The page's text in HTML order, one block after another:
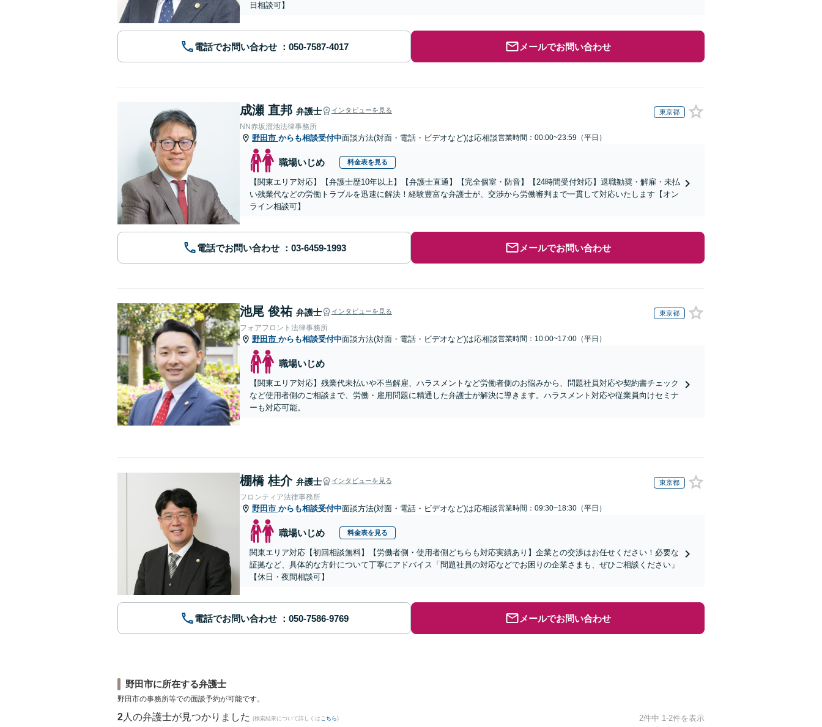
日相談可】
電話でお問い合わせ メールでお問い合わせ
成瀬 直邦 弁護士 インタビューを見る 東京都
NN赤坂溜池法律事務所
野田市 からも相談受付中面談方法(対面・電話・ビデオなど)は応相談営業時間：00:00~23:59（平日）
職場いじめ 料金表を見る
【関東エリア対応】【弁護士歴10年以上】【弁護士直通】【完全個室・防音】【24時間受付対応】退職勧奨・解雇・未払
い残業代などの労働トラブルを迅速に解決！経験豊富な弁護士が、交渉から労働審判まで一貫して対応いたします【オン
ライン相談可】
電話でお問い合わせ メールでお問い合わせ
池尾 俊祐 弁護士 インタビューを見る 東京都
フォアフロント法律事務所
野田市 からも相談受付中面談方法(対面・電話・ビデオなど)は応相談営業時間：10:00~17:00（平日）
職場いじめ
【関東エリア対応】残業代未払いや不当解雇、ハラスメントなど労働者側のお悩みから、問題社員対応や契約書チェック
など使用者側のご相談まで、労働・雇用問題に精通した弁護士が解決に導きます。ハラスメント対応や従業員向けセミナ
ーも対応可能。
棚橋 桂介 弁護士 インタビューを見る 東京都
フロンティア法律事務所
野田市 からも相談受付中面談方法(対面・電話・ビデオなど)は応相談営業時間：09:30~18:30（平日）
職場いじめ 料金表を見る
関東エリア対応【初回相談無料】【労働者側・使用者側どちらも対応実績あり】企業との交渉はお任せください！必要な
証拠など、具体的な方針について丁寧にアドバイス「問題社員の対応などでお困りの企業さまも、ぜひご相談ください」
【休日・夜間相談可】
電話でお問い合わせ メールでお問い合わせ
野田市に所在する弁護士
野田市の事務所等での面談予約が可能です。
2 人の弁護士が見つかりました (検索結果について詳しくは こちら) 2件中 1-2件を表示